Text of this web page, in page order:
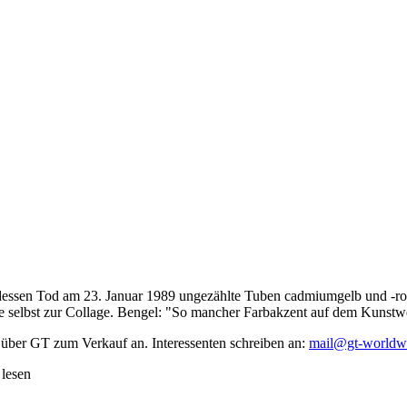
Tod am 23. Januar 1989 ungezählte Tuben cadmiumgelb und
zur Collage. Bengel: "So mancher Farbakzent auf dem
GT zum Verkauf an. Interessenten schreiben an: mail@gt-